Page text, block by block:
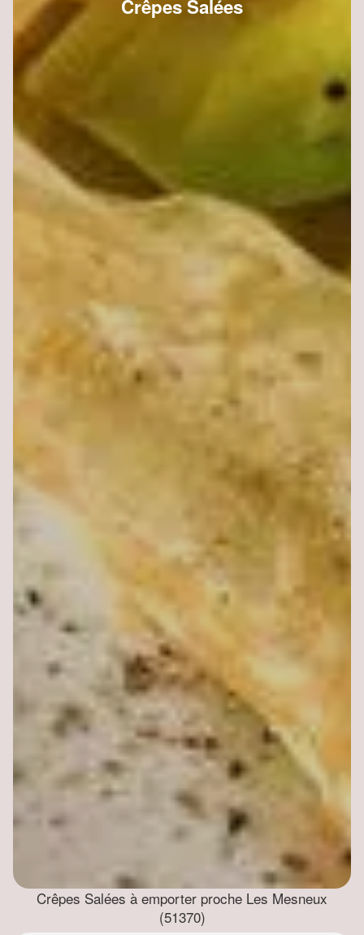
Crêpes Salées
Crêpes Salées à emporter proche Les Mesneux
(51370)